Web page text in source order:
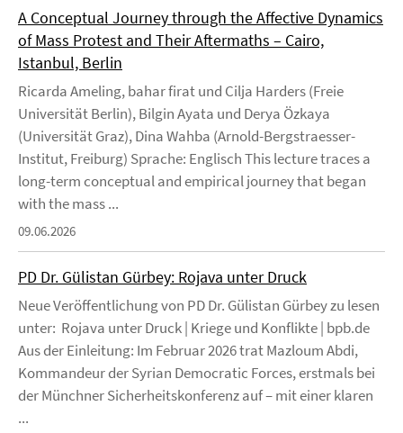
A Conceptual Journey through the Affective Dynamics
of Mass Protest and Their Aftermaths – Cairo,
Istanbul, Berlin
Ricarda Ameling, bahar firat und Cilja Harders (Freie
Universität Berlin), Bilgin Ayata und Derya Özkaya
(Universität Graz), Dina Wahba (Arnold-Bergstraesser-
Institut, Freiburg) Sprache: Englisch This lecture traces a
long-term conceptual and empirical journey that began
with the mass ...
09.06.2026
PD Dr. Gülistan Gürbey: Rojava unter Druck
Neue Veröffentlichung von PD Dr. Gülistan Gürbey zu lesen
unter: Rojava unter Druck | Kriege und Konflikte | bpb.de
Aus der Einleitung: Im Februar 2026 trat Mazloum Abdi,
Kommandeur der Syrian Democratic Forces, erstmals bei
der Münchner Sicherheitskonferenz auf – mit einer klaren
...